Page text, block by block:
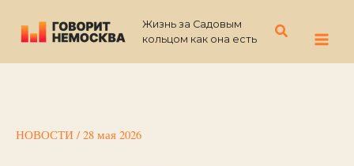
содержимому
Жизнь за Садовым
кольцом как она есть
Поиск
НОВОСТИ / 28 мая 2026